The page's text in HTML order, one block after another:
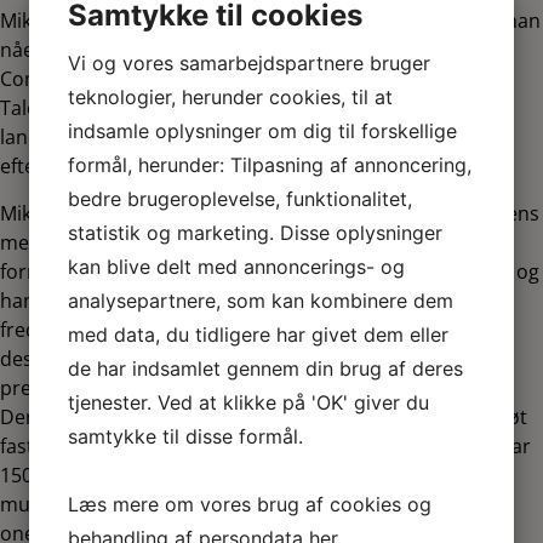
Mikkel Klint Thorius fik sit gennembrud som 20-årig, da han
nåede finalen i DM i stand-up. Siden vandt han i 2017
Comedy Fight Club og blev samme år nomineret til
Talentprisen ved TV2’s ZULU Comedy Galla. Året efter
lancerede Mikkel sit første onemanshow Hvid Skyld,
efterfulgt af Vanvittigt (2020) og 100% Måske (2023).
Mikkel er udover sine populære onemanshows én af tidens
mest profilerede komikere. Vi har tidligere i år haft
fornøjelsen af Mikkel i den 9. sæson af TV2’s Stormester, og
han kommer i løbet af efteråret til at indgå i DR’s nye
fredagsunderholdningsprogram OPTUR. Han medvirker
desuden i næste sæson af Verdensmænd, der har
premiere i september 2025 på TV2’s streamingtjenester.
Derudover er Mikkel sammen med komiker Michael Schøt
fast medvært i podcasten Dybt Go’ Nat Danmark, som har
150.000 månedlige lyttere. Så der er dermed masser af
muligheder for at varme op til hans kommende
onemanshow.
Samtykke til cookies
Vi og vores samarbejdspartnere bruger
teknologier, herunder cookies, til at
indsamle oplysninger om dig til forskellige
formål, herunder: Tilpasning af annoncering,
bedre brugeroplevelse, funktionalitet,
statistik og marketing. Disse oplysninger
kan blive delt med annoncerings- og
analysepartnere, som kan kombinere dem
med data, du tidligere har givet dem eller
de har indsamlet gennem din brug af deres
tjenester. Ved at klikke på 'OK' giver du
samtykke til disse formål.
Læs mere om vores brug af cookies og
behandling af persondata her.